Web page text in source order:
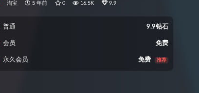
淘宝 5 年前 0 16.5K 9.9
普通 9.9钻石
会员 免费
永久会员 免费 推荐